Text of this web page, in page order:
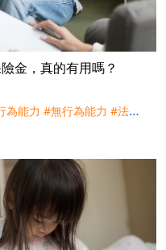
金，真的有用嗎？
為能力 #無行為能力 #法定